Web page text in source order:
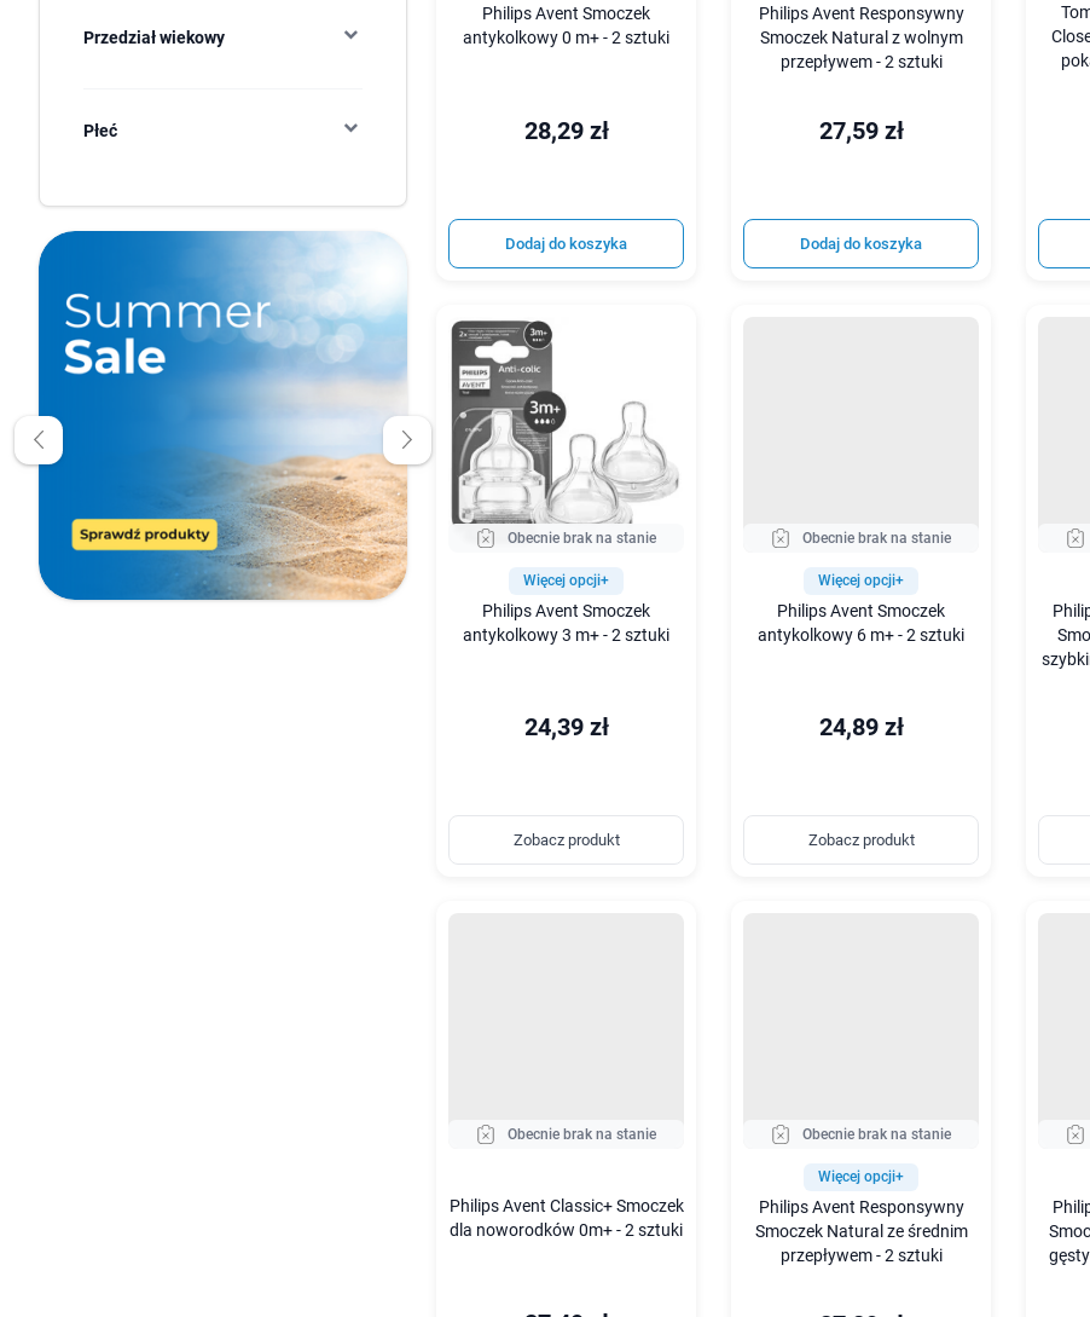
Przedział wiekowy
Płeć
Philips Avent Smoczek
antykolkowy 0 m+ - 2 sztuki
28,29 zł
Dodaj do koszyka
Philips Avent Responsywny
Smoczek Natural z wolnym
przepływem - 2 sztuki
27,59 zł
Dodaj do koszyka
Obecnie brak na stanie
Więcej opcji+
Philips Avent Smoczek
antykolkowy 3 m+ - 2 sztuki
24,39 zł
Zobacz produkt
Obecnie brak na stanie
Więcej opcji+
Philips Avent Smoczek
antykolkowy 6 m+ - 2 sztuki
24,89 zł
Zobacz produkt
Obecnie brak na stanie
Philips Avent Classic+ Smoczek
dla noworodków 0m+ - 2 sztuki
Obecnie brak na stanie
Więcej opcji+
Philips Avent Responsywny
Smoczek Natural ze średnim
przepływem - 2 sztuki